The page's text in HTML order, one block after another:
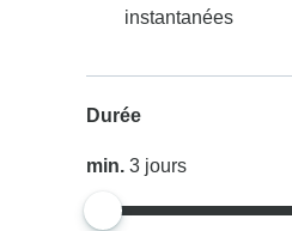
instantanées
Durée
min.3 jours